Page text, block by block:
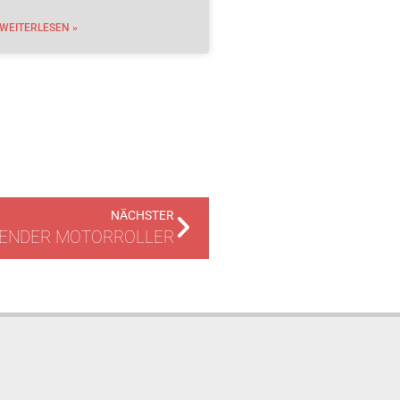
WEITERLESEN »
NÄCHSTER
MOTORROLLER